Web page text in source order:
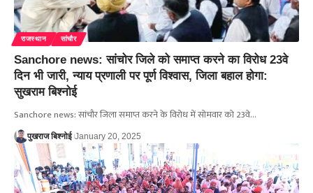
राजस्थान सांचौर
Sanchore news: सांचोर जिले को समाप्त करने का विरोध 23वे
दिन भी जारी, न्याय प्रणाली पर पूर्ण विश्वास, जिला बहाल होगा:
सुखराम बिश्नोई
Sanchore news: सांचौर जिला समाप्त करने के विरोध में सोमवार को 23वे…
पुखराज बिश्नोई January 20, 2025